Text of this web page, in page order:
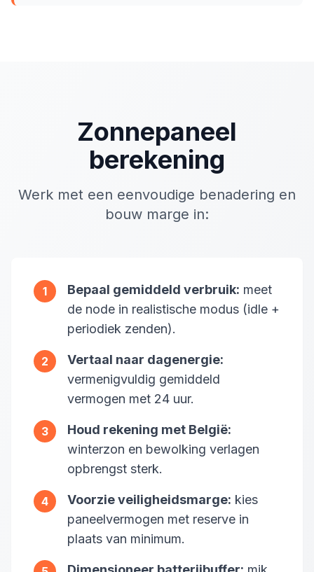
Zonnepaneel
berekening
Werk met een eenvoudige benadering en
bouw marge in:
1 Bepaal gemiddeld verbruik: meet
de node in realistische modus (idle +
periodiek zenden).
2
Vertaal naar dagenergie:
vermenigvuldig gemiddeld
vermogen met 24 uur.
3
Houd rekening met België:
winterzon en bewolking verlagen
opbrengst sterk.
4 Voorzie veiligheidsmarge: kies
paneelvermogen met reserve in
plaats van minimum.